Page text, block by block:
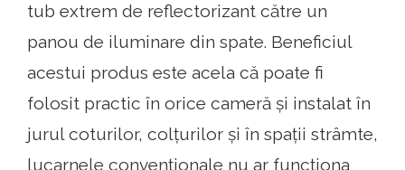
tub extrem de reflectorizant către un
panou de iluminare din spate. Beneficiul
acestui produs este acela că poate fi
folosit practic în orice cameră și instalat în
jurul coturilor, colțurilor și în spații strâmte,
lucarnele convenționale nu ar funcționa